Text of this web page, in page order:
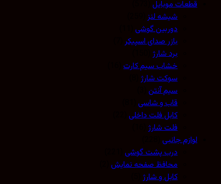
قطعات موبایل(573)
شیشه لنز(259)
دوربین گوشی(11)
بازر صدای اسپیکر(7)
برد شارژ(150)
خشاب سیم کارت(16)
سوکت شارژ(8)
سیم آنتن(3)
قاب و شاسی(81)
کابل فلت داخلی(22)
فلت شارژ(16)
لوازم جانبی(228)
درب پشت گوشی(221)
محافظ صفحه نمایش(2)
کابل و شارژ(5)